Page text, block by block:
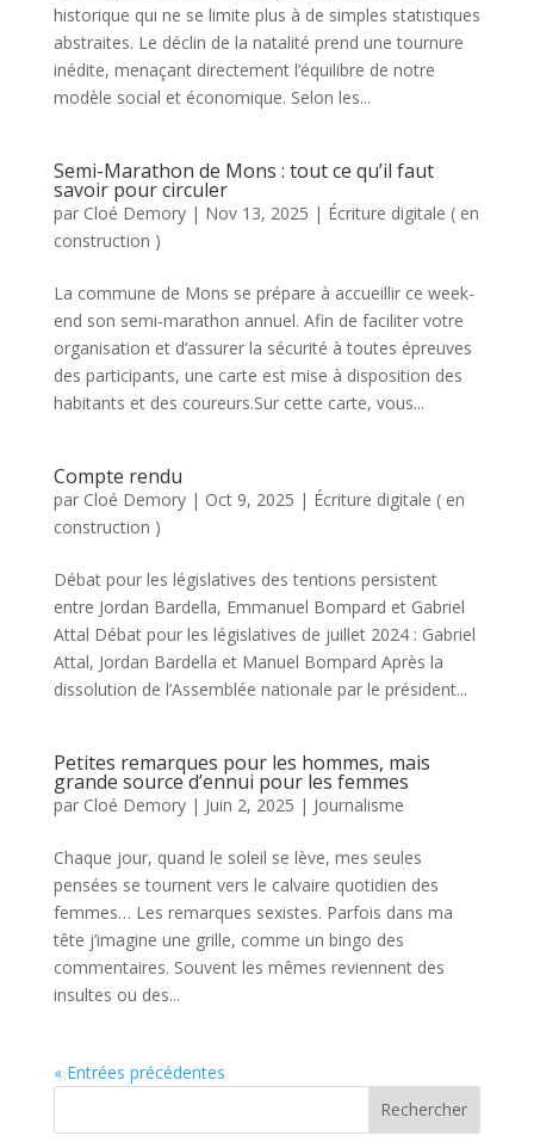
historique qui ne se limite plus à de simples statistiques
abstraites. Le déclin de la natalité prend une tournure
inédite, menaçant directement l’équilibre de notre
modèle social et économique. Selon les...
Semi-Marathon de Mons : tout ce qu’il faut
savoir pour circuler
par Cloé Demory| Nov 13, 2025 | Écriture digitale ( en
construction )
La commune de Mons se prépare à accueillir ce week-
end son semi-marathon annuel. Afin de faciliter votre
organisation et d’assurer la sécurité à toutes épreuves
des participants, une carte est mise à disposition des
habitants et des coureurs.Sur cette carte, vous...
Compte rendu
par Cloé Demory| Oct 9, 2025 | Écriture digitale ( en
construction )
Débat pour les législatives des tentions persistent
entre Jordan Bardella, Emmanuel Bompard et Gabriel
Attal Débat pour les législatives de juillet 2024 : Gabriel
Attal, Jordan Bardella et Manuel Bompard Après la
dissolution de l’Assemblée nationale par le président...
Petites remarques pour les hommes, mais
grande source d’ennui pour les femmes
par Cloé Demory| Juin 2, 2025 | Journalisme
Chaque jour, quand le soleil se lève, mes seules
pensées se tournent vers le calvaire quotidien des
femmes… Les remarques sexistes. Parfois dans ma
tête j’imagine une grille, comme un bingo des
commentaires. Souvent les mêmes reviennent des
insultes ou des...
« Entrées précédentes
Rechercher